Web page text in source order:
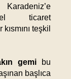
ticaret
teşkil
gemibu
başlıca